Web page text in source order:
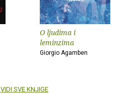
O ljudima i
leminzima
Giorgio Agamben
VIDI SVE KNJIGE